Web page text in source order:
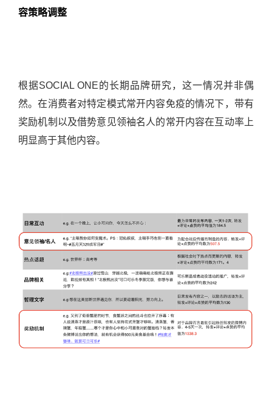
容策略调整
根据SOCIAL ONE的长期品牌研究，这一情况并非偶
然。在消费者对特定模式常开内容免疫的情况 下，带有
奖励机制以及借势意见领袖名人的常开内容在互动率上
明显高于其他内容。